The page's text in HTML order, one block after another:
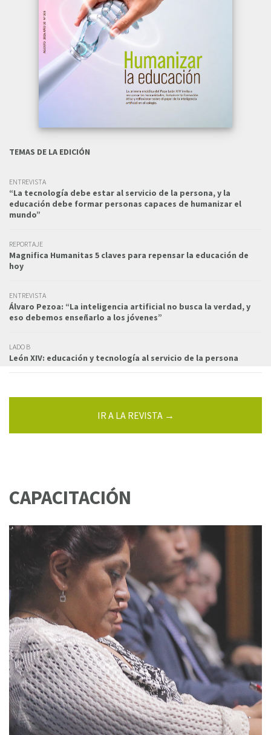
TEMAS DE LA EDICIÓN
ENTREVISTA
“La tecnología debe estar al servicio de la persona, y la
educación debe formar personas capaces de humanizar el
mundo”
REPORTAJE
Magnifica Humanitas 5 claves para repensar la educación de
hoy
ENTREVISTA
Álvaro Pezoa: “La inteligencia artificial no busca la verdad, y
eso debemos enseñarlo a los jóvenes”
LADO B
León XIV: educación y tecnología al servicio de la persona
IR A LA REVISTA →
CAPACITACIÓN